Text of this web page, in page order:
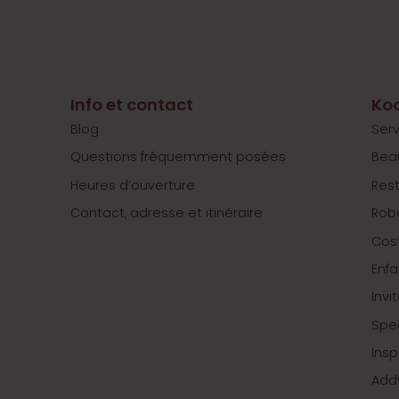
Info et contact
Blog
Questions fréquemment posées
Heures d’ouverture
Contact, adresse et itinéraire